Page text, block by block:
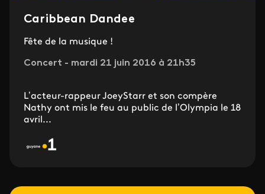
Caribbean Dandee
Fête de la musique !
Concert - mardi 21 juin 2016 à 21h35
L’acteur-rappeur JoeyStarr et son compère
Nathy ont mis le feu au public de l’Olympia le 18
avril...